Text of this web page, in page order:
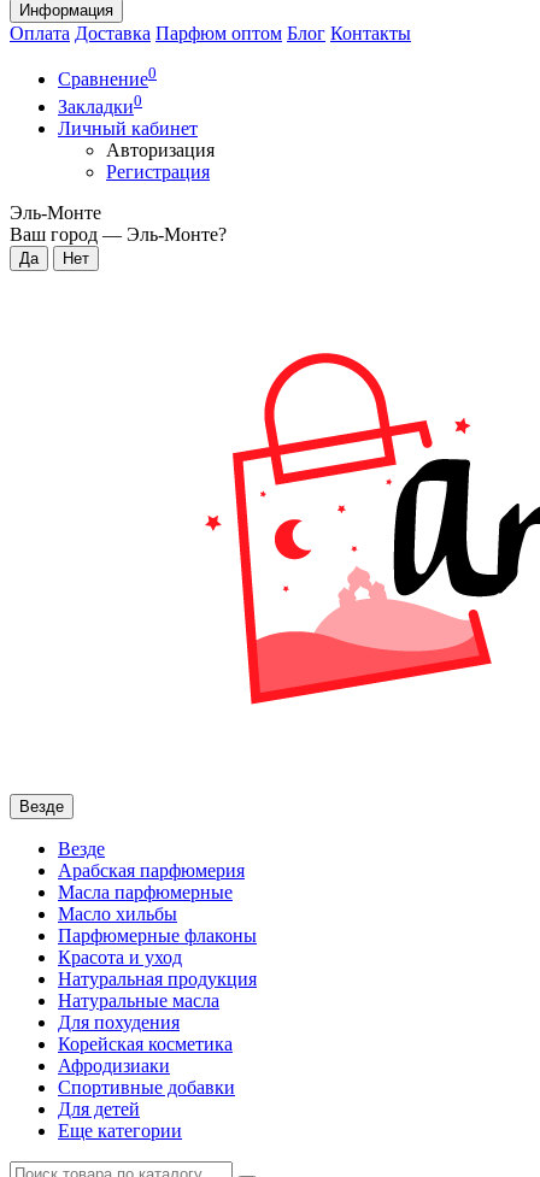
Информация
Оплата Доставка Парфюм оптом Блог Контакты
Сравнение0
Закладки0
Личный кабинет
Авторизация
Регистрация
Эль-Монте
Ваш город — Эль-Монте?
Везде
Везде
Арабская парфюмерия
Масла парфюмерные
Масло хильбы
Парфюмерные флаконы
Красота и уход
Натуральная продукция
Натуральные масла
Для похудения
Корейская косметика
Афродизиаки
Спортивные добавки
Для детей
Еще категории